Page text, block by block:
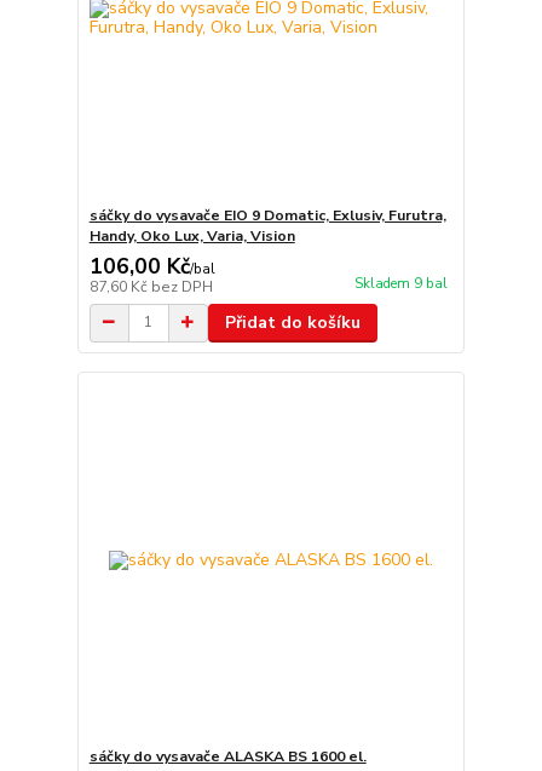
sáčky do vysavače EIO 9 Domatic, Exlusiv, Furutra,
Handy, Oko Lux, Varia, Vision
106,00 Kč/bal
87,60 Kč bez DPH Skladem 9 bal
Přidat do košíku
sáčky do vysavače ALASKA BS 1600 el.